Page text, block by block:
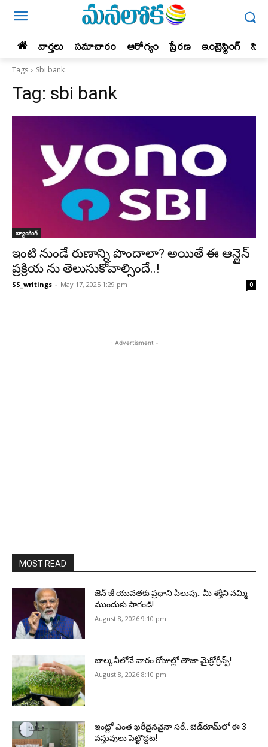
వార్తలు సమాచారం ఆరోగ్యం ప్రేర‌ణ‌ ఇంట్రెస్టింగ్‌
Tags Sbi bank
Tag: sbi bank
బ్యాంకింగ్‌
ఇంటి నుండే రుణాన్ని పొందాలా? అయితే ఈ ఆన్లైన్
ప్రక్రియ ను తెలుసుకోవాల్సిందే..!
SS_writings - May 17, 2025 1:29 pm 0
- Advertisment -
MOST READ
జెన్‌ జీ యువతకు ప్రధాని పిలుపు.. మీ శక్తిని నమ్మి
ముందుకు సాగండి!
August 8, 2026 9:10 pm
బాల్కనీలోనే వారం రోజుల్లో తాజా మైక్రోగ్రీన్స్‌!
August 8, 2026 8:10 pm
ఇంట్లో ఎంత ఖరీదైనవైనా సరే.. బెడ్‌రూమ్‌లో ఈ 3
వస్తువులు పెట్టొద్దట!